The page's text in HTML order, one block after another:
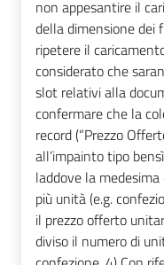
non appesantire il
della dimensione dei
ripetere il
considerato che
slot relativi alla
confermare che la
record (“Prezzo
all’impainto tipo
laddove la
più unità (e.g.
il prezzo offerto
diviso il numero di